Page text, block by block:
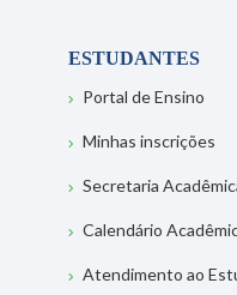
ESTUDANTES
Portal de Ensino
Minhas inscrições
Secretaria
Calendário
Atendimento ao